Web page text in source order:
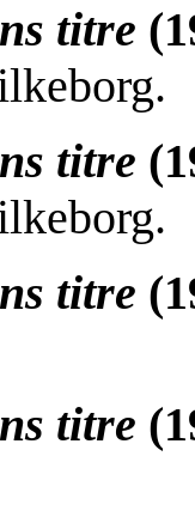
titre
titre
titre
titre